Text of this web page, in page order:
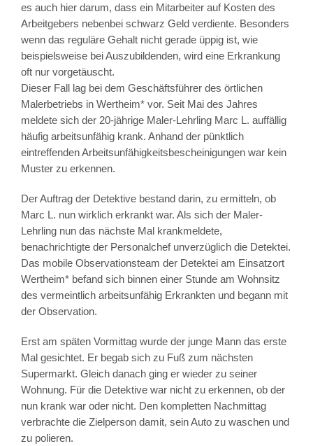
es auch hier darum, dass ein Mitarbeiter auf Kosten des
Arbeitgebers nebenbei schwarz Geld verdiente. Besonders
wenn das reguläre Gehalt nicht gerade üppig ist, wie
beispielsweise bei Auszubildenden, wird eine Erkrankung
oft nur vorgetäuscht.
Dieser Fall lag bei dem Geschäftsführer des örtlichen
Malerbetriebs in Wertheim* vor. Seit Mai des Jahres
meldete sich der 20-jährige Maler-Lehrling Marc L. auffällig
häufig arbeitsunfähig krank. Anhand der pünktlich
eintreffenden Arbeitsunfähigkeitsbescheinigungen war kein
Muster zu erkennen.
Der Auftrag der Detektive bestand darin, zu ermitteln, ob
Marc L. nun wirklich erkrankt war. Als sich der Maler-
Lehrling nun das nächste Mal krankmeldete,
benachrichtigte der Personalchef unverzüglich die Detektei.
Das mobile Observationsteam der Detektei am Einsatzort
Wertheim* befand sich binnen einer Stunde am Wohnsitz
des vermeintlich arbeitsunfähig Erkrankten und begann mit
der Observation.
Erst am späten Vormittag wurde der junge Mann das erste
Mal gesichtet. Er begab sich zu Fuß zum nächsten
Supermarkt. Gleich danach ging er wieder zu seiner
Wohnung. Für die Detektive war nicht zu erkennen, ob der
nun krank war oder nicht. Den kompletten Nachmittag
verbrachte die Zielperson damit, sein Auto zu waschen und
zu polieren.